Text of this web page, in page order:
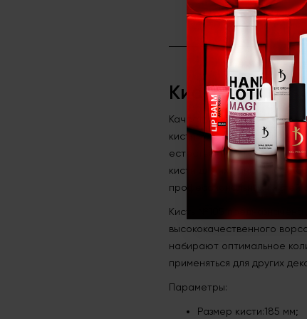
Кисть для
Качество макияжазависит
кисти.Роль кистей при
естественно и
кисти для их нанесения.
профессиональных кистей
Кисть №105
высококачественного
набирают оптимальное
применяться для других
Параметры:
Размер кисти:185 мм;